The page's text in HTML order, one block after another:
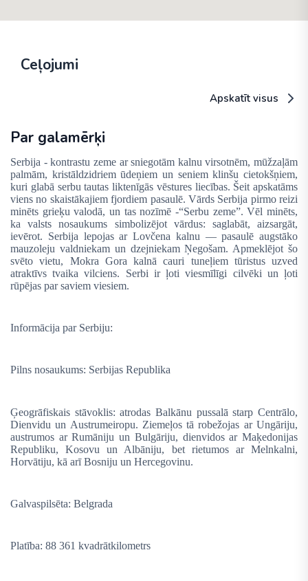
Ceļojumi
Apskatīt visus
Par galamērķi
Serbija - kontrastu zeme ar sniegotām kalnu virsotnēm, mūžzaļām
palmām, kristāldzidriem ūdeņiem un seniem klinšu cietokšņiem,
kuri glabā serbu tautas liktenīgās vēstures liecības. Šeit apskatāms
viens no skaistākajiem fjordiem pasaulē. Vārds Serbija pirmo reizi
minēts grieķu valodā, un tas nozīmē -“Serbu zeme”. Vēl minēts,
ka valsts nosaukums simbolizējot vārdus: saglabāt, aizsargāt,
ievērot. Serbija lepojas ar Lovčena kalnu — pasaulē augstāko
mauzoleju valdniekam un dzejniekam Ņegošam. Apmeklējot šo
svēto vietu, Mokra Gora kalnā cauri tuneļiem tūristus uzved
atraktīvs tvaika vilciens. Serbi ir ļoti viesmīlīgi cilvēki un ļoti
rūpējas par saviem viesiem.
Informācija par Serbiju:
Pilns nosaukums: Serbijas Republika
Ģeogrāfiskais stāvoklis: atrodas Balkānu pussalā starp Centrālo,
Dienvidu un Austrumeiropu. Ziemeļos tā robežojas ar Ungāriju,
austrumos ar Rumāniju un Bulgāriju, dienvidos ar Maķedonijas
Republiku, Kosovu un Albāniju, bet rietumos ar Melnkalni,
Horvātiju, kā arī Bosniju un Hercegovinu.
Galvaspilsēta: Belgrada
Platība: 88 361 kvadrātkilometrs